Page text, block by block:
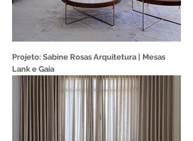
Projeto: Sabine Rosas Arquitetura | Mesas
Lank e Gaia